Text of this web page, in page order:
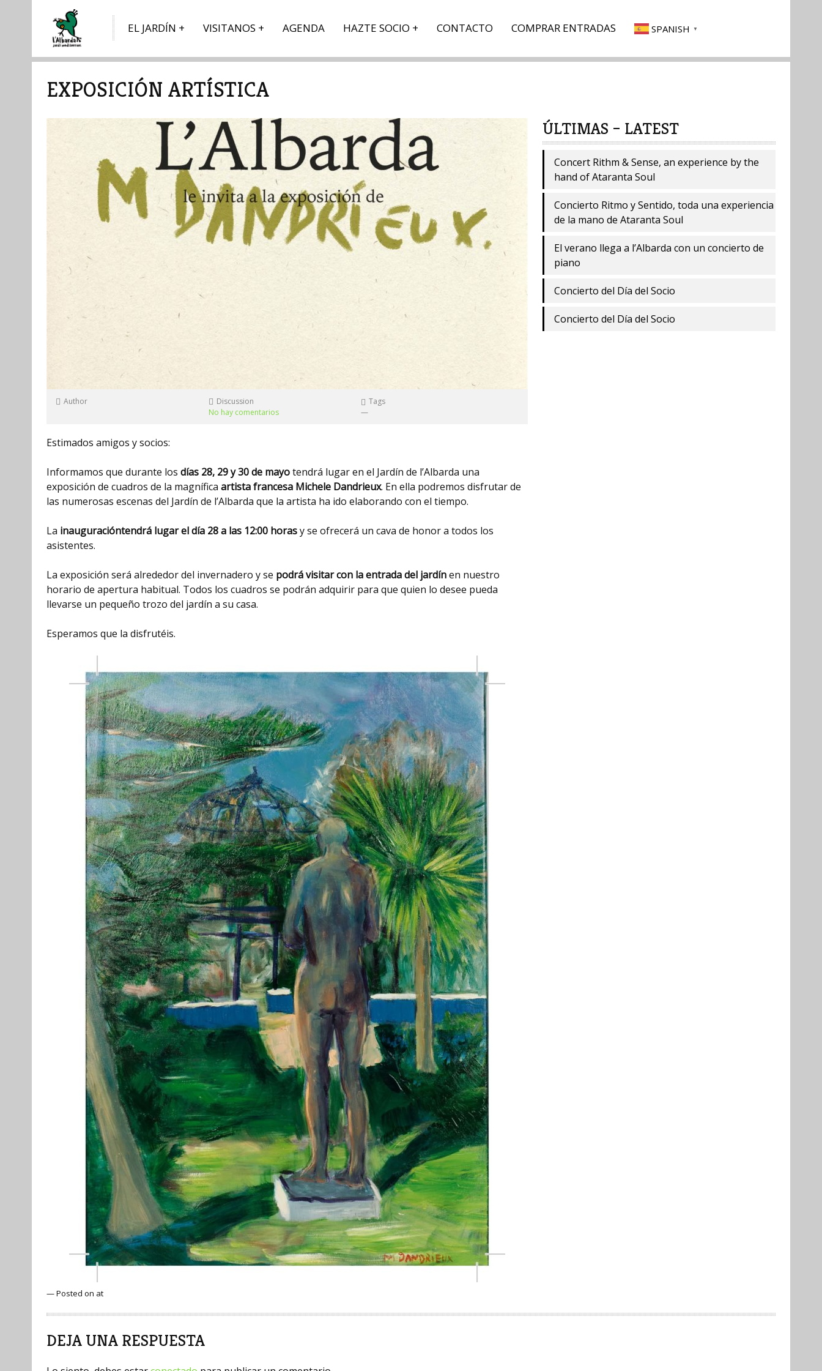
EL JARDÍN VISITANOS AGENDA HAZTE SOCIO CONTACTO COMPRAR ENTRADAS SPANISH ▼
EXPOSICIÓN ARTÍSTICA
Author
Discussion
No hay comentarios
Tags
—
Estimados amigos y socios:
Informamos que durante los días 28, 29 y 30 de mayotendrá lugar en el Jardín de l’Albarda una
exposición de cuadros de la magnífica artista francesa Michele Dandrieux. En ella podremos disfrutar de
las numerosas escenas del Jardín de l’Albarda que la artista ha ido elaborando con el tiempo.
La inauguracióntendrá lugar el día 28 a las 12:00 horasy se ofrecerá un cava de honor a todos los
asistentes.
La exposición será alrededor del invernadero y se podrá visitar con la entrada del jardínen nuestro
horario de apertura habitual. Todos los cuadros se podrán adquirir para que quien lo desee pueda
llevarse un pequeño trozo del jardín a su casa.
Esperamos que la disfrutéis.
— Posted on at
ÚLTIMAS – LATEST
Concert Rithm & Sense, an experience by the
hand of Ataranta Soul
Concierto Ritmo y Sentido, toda una experiencia
de la mano de Ataranta Soul
El verano llega a l’Albarda con un concierto de
piano
Concierto del Día del Socio
Concierto del Día del Socio
DEJA UNA RESPUESTA